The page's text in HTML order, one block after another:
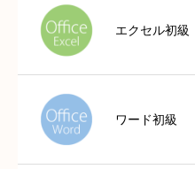
エクセル初級
ワード初級